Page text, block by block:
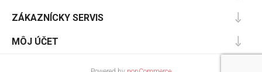
ZÁKAZNÍCKY SERVIS
MÔJ ÚČET